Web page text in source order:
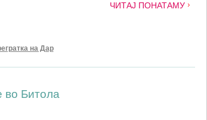
ЧИТАЈ ПОНАТАМУ
на Дар
во Битола